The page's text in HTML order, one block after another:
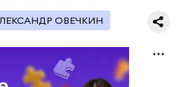
ОВЕЧКИН